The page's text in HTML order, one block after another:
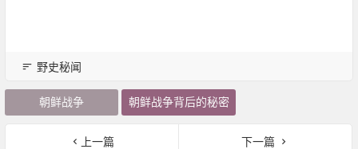
野史秘闻
朝鲜战争 朝鲜战争背后的秘密
上一篇
下一篇